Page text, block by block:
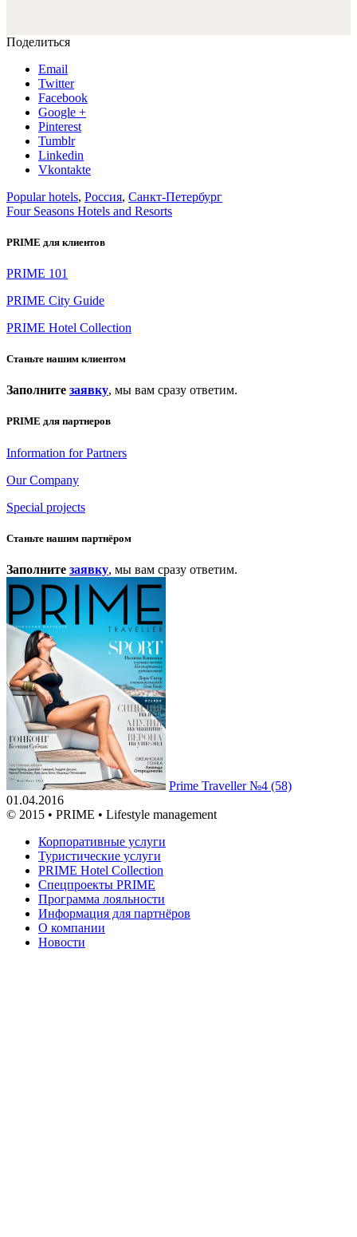
Поделиться
Email
Twitter
Facebook
Google +
Pinterest
Tumblr
Linkedin
Vkontakte
Popular hotels, Россия, Санкт-Петербург
Four Seasons Hotels and Resorts
PRIME для клиентов
PRIME 101
PRIME City Guide
PRIME Hotel Collection
Станьте нашим клиентом
Заполните заявку, мы вам сразу ответим.
PRIME для партнеров
Information for Partners
Our Company
Special projects
Станьте нашим партнёром
Заполните заявку, мы вам сразу ответим.
Prime Traveller №4 (58)
01.04.2016
© 2015 • PRIME • Lifestyle management
Корпоративные услуги
Туристические услуги
PRIME Hotel Collection
Спецпроекты PRIME
Программа лояльности
Информация для партнёров
О компании
Новости